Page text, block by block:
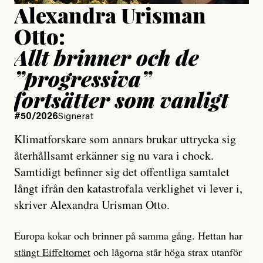
Alexandra Urisman
Otto:
Allt brinner och de
”progressiva”
fortsätter som vanligt
#50/2026Signerat
Klimatforskare som annars brukar uttrycka sig
återhållsamt erkänner sig nu vara i chock.
Samtidigt befinner sig det offentliga samtalet
långt ifrån den katastrofala verklighet vi lever i,
skriver Alexandra Urisman Otto.
Europa kokar och brinner på samma gång. Hettan har
stängt Eiffeltornet och lågorna står höga strax utanför